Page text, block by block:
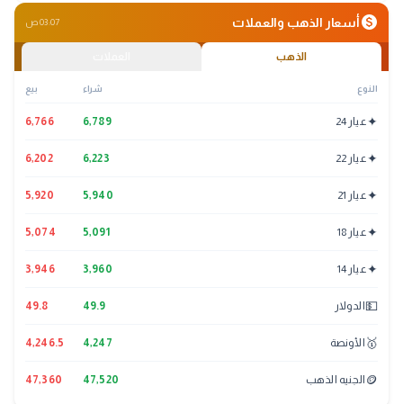
monetization_onأسعار الذهب والعملات 03:07 ص
الذهب
النوع شراء بيع
✦ عيار 24 6,789
6,766
✦ عيار 22 6,223
6,202
✦ عيار 21 5,940
5,920
✦ عيار 18 5,091
5,074
✦ عيار 14 3,960
3,946
💵الدولار 49.9
49.8
🥇 الأونصة 4,247
4,246.5
🪙 الجنيه الذهب 47,520
47,360